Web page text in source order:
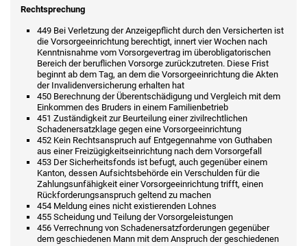
Rechtsprechung
449 Bei Verletzung der Anzeigepflicht durch den Versicherten ist
die Vorsorgeeinrichtung berechtigt, innert vier Wochen nach
Kenntnisnahme vom Vorsorgevertrag im überobligatorischen
Bereich der beruflichen Vorsorge zurückzutreten. Diese Frist
beginnt ab dem Tag, an dem die Vorsorgeeinrichtung die Akten
der Invalidenversicherung erhalten hat
450 Berechnung der Überentschädigung und Vergleich mit dem
Einkommen des Bruders in einem Familienbetrieb
451 Zuständigkeit zur Beurteilung einer zivilrechtlichen
Schadenersatzklage gegen eine Vorsorgeeinrichtung
452 Kein Rechtsanspruch auf Entgegennahme von Guthaben
aus einer Freizügigkeitseinrichtung nach dem Vorsorgefall
453 Der Sicherheitsfonds ist befugt, auch gegenüber einem
Kanton, dessen Aufsichtsbehörde ein Verschulden für die
Zahlungsunfähigkeit einer Vorsorgeeinrichtung trifft, einen
Rückforderungsanspruch geltend zu machen
454 Meldung eines nicht existierenden Lohnes
455 Scheidung und Teilung der Vorsorgeleistungen
456 Verrechnung von Schadenersatzforderungen gegenüber
dem geschiedenen Mann mit dem Anspruch der geschiedenen